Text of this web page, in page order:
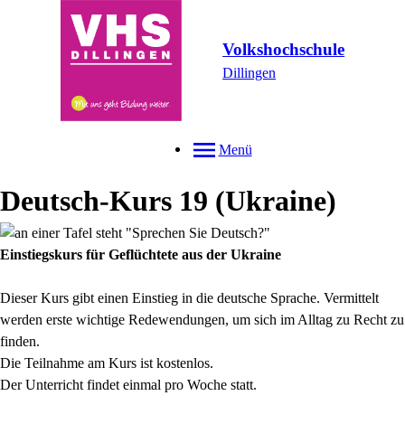
Volkshochschule
Dillingen
Menü
Deutsch-Kurs 19 (Ukraine)
Einstiegskurs für Geflüchtete aus der Ukraine
Dieser Kurs gibt einen Einstieg in die deutsche Sprache. Vermittelt
werden erste wichtige Redewendungen, um sich im Alltag zu Recht zu
finden.
Die Teilnahme am Kurs ist kostenlos.
Der Unterricht findet einmal pro Woche statt.